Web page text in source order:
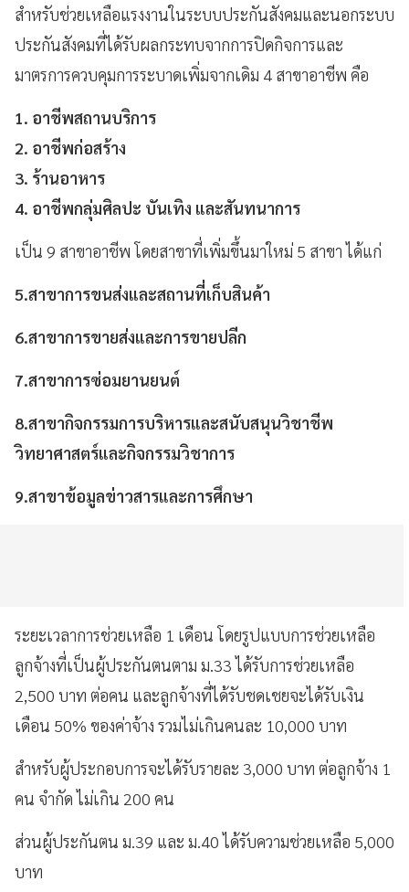
สำหรับช่วยเหลือแรงงานในระบบประกันสังคมและนอกระบบ
ประกันสังคมที่ได้รับผลกระทบจากการปิดกิจการและ
มาตรการควบคุมการระบาดเพิ่มจากเดิม 4 สาขาอาชีพ คือ
1. อาชีพสถานบริการ
2. อาชีพก่อสร้าง
3. ร้านอาหาร
4. อาชีพกลุ่มศิลปะ บันเทิง และสันทนาการ
เป็น 9 สาขาอาชีพ โดยสาขาที่เพิ่มขึ้นมาใหม่ 5 สาขา ได้แก่
5.สาขาการขนส่งและสถานที่เก็บสินค้า
6.สาขาการขายส่งและการขายปลีก
7.สาขาการซ่อมยานยนต์
8.สาขากิจกรรมการบริหารและสนับสนุนวิชาชีพ
วิทยาศาสตร์และกิจกรรมวิชาการ
9.สาขาข้อมูลข่าวสารและการศึกษา
ระยะเวลาการช่วยเหลือ 1 เดือน โดยรูปแบบการช่วยเหลือ
ลูกจ้างที่เป็นผู้ประกันตนตาม ม.33 ได้รับการช่วยเหลือ
2,500 บาท ต่อคน และลูกจ้างที่ได้รับชดเชยจะได้รับเงิน
เดือน 50% ของค่าจ้าง รวมไม่เกินคนละ 10,000 บาท
สำหรับผู้ประกอบการจะได้รับรายละ 3,000 บาท ต่อลูกจ้าง 1
คน จำกัด ไม่เกิน 200 คน
ส่วนผู้ประกันตน ม.39 และ ม.40 ได้รับความช่วยเหลือ 5,000
บาท